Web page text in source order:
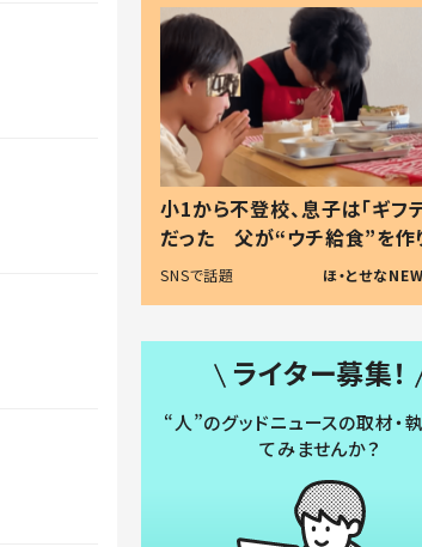
小1から不登校、息子は「ギフ
だった 父が“ウチ給食”を作
る理由とは #令和の親 #令和
SNSで話題 ほ・とせな
ライター募集！
“人”のグッドニュースの取材・
てみませんか？